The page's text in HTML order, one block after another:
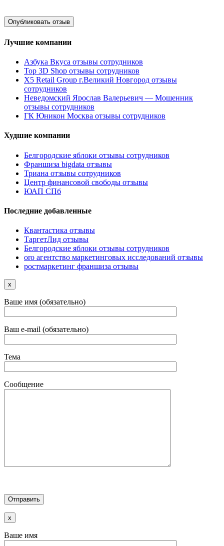
Лучшие компании
Азбука Вкуса отзывы сотрудников
Top 3D Shop отзывы сотрудников
X5 Retail Group г.Великий Новгород отзывы
сотрудников
Неведомский Ярослав Валерьевич — Мошенник
отзывы сотрудников
ГК Юникон Москва отзывы сотрудников
Худшие компании
Белгородские яблоки отзывы сотрудников
Франшиза bigdata отзывы
Триана отзывы сотрудников
Центр финансовой свободы отзывы
ЮАП СПб
Последние добавленные
Квантастика отзывы
ТаргетЛид отзывы
Белгородские яблоки отзывы сотрудников
oro агентство маркетинговых исследований отзывы
ростмаркетинг франшиза отзывы
x
Ваше имя (обязательно)
Ваш e-mail (обязательно)
Тема
Сообщение
x
Ваше имя